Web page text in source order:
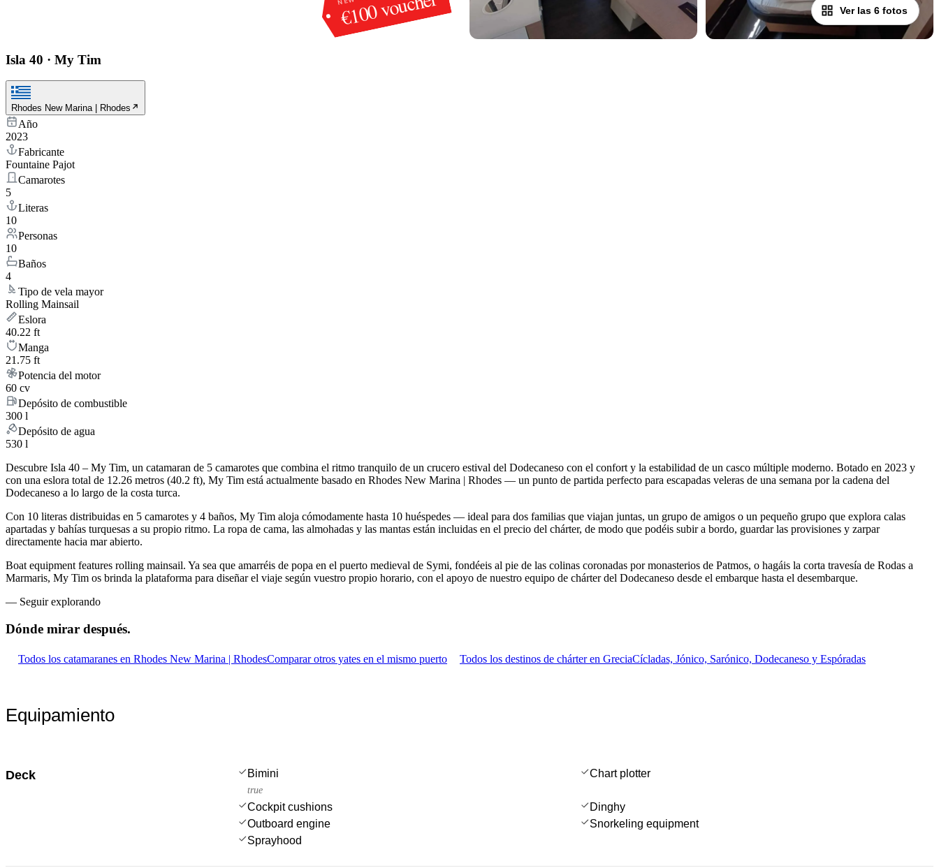
Ver las 6 fotos
Isla 40 · My Tim
Rhodes New Marina | Rhodes
Año
2023
Fabricante
Fountaine Pajot
Camarotes
5
Literas
10
Personas
10
Baños
4
Tipo de vela mayor
Rolling Mainsail
Eslora
40.22 ft
Manga
21.75 ft
Potencia del motor
60 cv
Depósito de combustible
300 l
Depósito de agua
530 l
Descubre Isla 40 – My Tim, un catamaran de 5 camarotes que combina el ritmo tranquilo de un crucero estival del Dodecaneso con el confort y la estabilidad de un casco múltiple moderno. Botado en 2023 y
con una eslora total de 12.26 metros (40.2 ft), My Tim está actualmente basado en Rhodes New Marina | Rhodes — un punto de partida perfecto para escapadas veleras de una semana por la cadena del
Dodecaneso a lo largo de la costa turca.
Con 10 literas distribuidas en 5 camarotes y 4 baños, My Tim aloja cómodamente hasta 10 huéspedes — ideal para dos familias que viajan juntas, un grupo de amigos o un pequeño grupo que explora calas
apartadas y bahías turquesas a su propio ritmo. La ropa de cama, las almohadas y las mantas están incluidas en el precio del chárter, de modo que podéis subir a bordo, guardar las provisiones y zarpar
directamente hacia mar abierto.
Boat equipment features rolling mainsail. Ya sea que amarréis de popa en el puerto medieval de Symi, fondéeis al pie de las colinas coronadas por monasterios de Patmos, o hagáis la corta travesía de Rodas a
Marmaris, My Tim os brinda la plataforma para diseñar el viaje según vuestro propio horario, con el apoyo de nuestro equipo de chárter del Dodecaneso desde el embarque hasta el desembarque.
— Seguir explorando
Dónde mirar después.
Todos los catamaranes en Rhodes New Marina | RhodesComparar otros yates en el mismo puerto Todos los destinos de chárter en GreciaCícladas, Jónico, Sarónico, Dodecaneso y Espóradas
Equipamiento
Deck Bimini
true
Chart plotter
Cockpit cushions
Dinghy
Outboard engine
Snorkeling equipment
Sprayhood